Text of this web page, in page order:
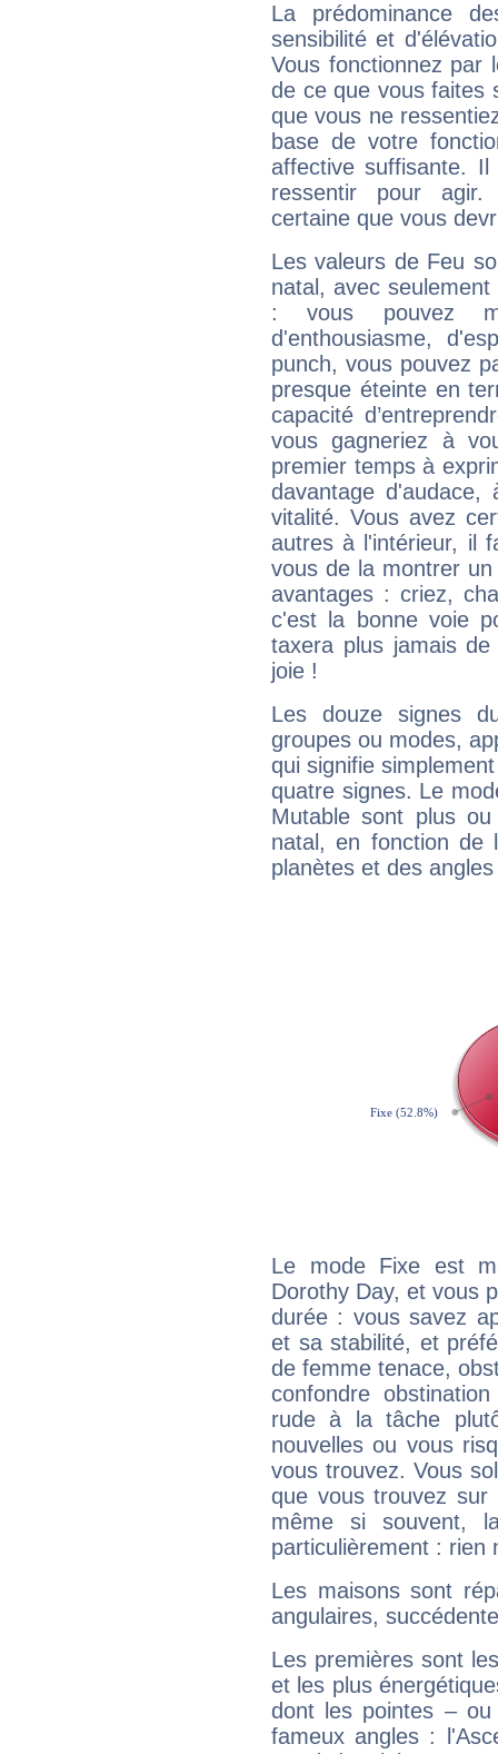
La prédominance
sensibilité et
Vous fonctionnez
de ce que vous faites
que vous ne
base de votre
affective suffisante.
ressentir pour agir.
certaine que vous
Les valeurs de Feu
natal, avec
: vous pouvez
d'enthousiasme,
punch, vous pouvez
presque éteinte en
capacité
vous gagneriez à
premier temps à
davantage
vitalité. Vous avez
autres à l'intérieur, il
vous de la montrer
avantages : criez,
c'est la bonne voie
taxera plus jamais
joie !
Les douze signes
groupes ou modes,
qui signifie
quatre signes. Le
Mutable sont plus
natal, en fonction de
planètes et des
Le mode Fixe est
Dorothy Day, et vous
durée : vous savez
et sa stabilité, et
de femme tenace,
confondre
rude à la tâche
nouvelles ou vous
vous trouvez. Vous
que vous trouvez
même si souvent,
particulièrement : rien
Les maisons sont
angulaires,
Les premières sont
et les plus
dont les pointes –
fameux angles :